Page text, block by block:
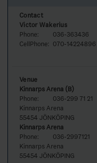
Contact
Victor Wakerius
Phone:
036-363436
CellPhone: 070-14224896
Venue
Kinnarps Arena (B)
Phone:
036-299 71 21
Kinnarps Arena
55454 JÖNKÖPING
Kinnarps Arena
Phone:
036-2997121
Kinnarps Arena
55454 JÖNKÖPING